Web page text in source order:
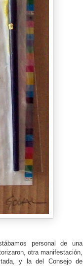
personal de una
otra manifestación,
y la del Consejo de